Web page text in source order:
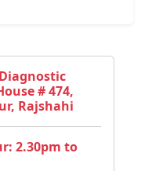
# 474,
Rajshahi
2.30pm to